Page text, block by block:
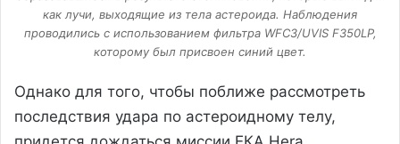
как лучи, выходящие из тела астероида. Наблюдения
проводились с использованием фильтра WFC3/UVIS F350LP,
которому был присвоен синий цвет.
Однако для того, чтобы поближе рассмотреть
последствия удара по астероидному телу,